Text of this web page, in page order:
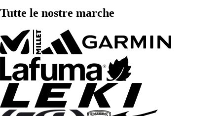
Tutte le nostre marche